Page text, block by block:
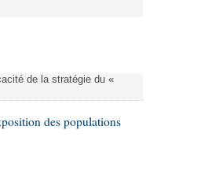
de la stratégie du «
des populations